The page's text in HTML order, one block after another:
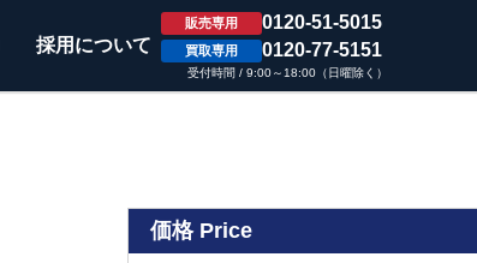
採用について
販売専用 0120-51-5015
買取専用 0120-77-5151
受付時間 / 9:00～18:00（日曜除く）
価格Price